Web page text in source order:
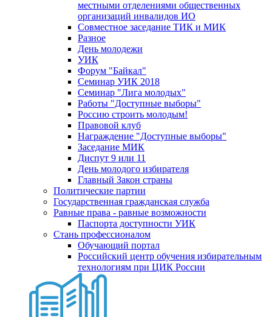
местными отделениями общественных
организаций инвалидов ИО
Совместное заседание ТИК и МИК
Разное
День молодежи
УИК
Форум "Байкал"
Семинар УИК 2018
Семинар "Лига молодых"
Работы "Доступные выборы"
Россию строить молодым!
Правовой клуб
Награждение "Доступные выборы"
Заседание МИК
Диспут 9 или 11
День молодого избирателя
Главный Закон страны
Политические партии
Государственная гражданская служба
Равные права - равные возможности
Паспорта доступности УИК
Стань профессионалом
Обучающий портал
Российский центр обучения избирательным
технологиям при ЦИК России